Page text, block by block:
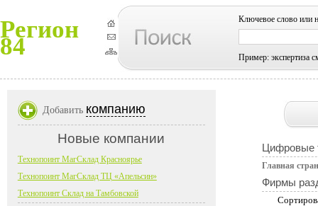
Регион
84
Ключевое слово или
Пример: экспертиза
Цифровые
Главная
Фирмы
Добавить компанию
Новые компании
Технопоинт МагСклад Красноярье
Технопоинт МагСклад ТЦ «Апельсин»
Технопоинт Склад на Тамбовской